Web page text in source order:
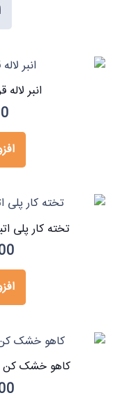
انبر
تخته کار پلی اتیلن سفید
کاهو خشک کن 25 لیتری دستی یک عددی